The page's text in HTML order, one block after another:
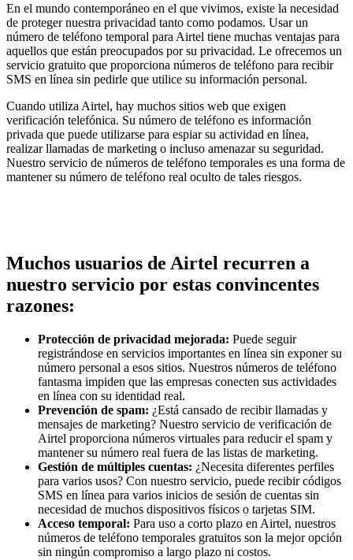
En el mundo contemporáneo en el que vivimos, existe la necesidad
de proteger nuestra privacidad tanto como podamos. Usar un
número de teléfono temporal para Airtel tiene muchas ventajas para
aquellos que están preocupados por su privacidad. Le ofrecemos un
servicio gratuito que proporciona números de teléfono para recibir
SMS en línea sin pedirle que utilice su información personal.
Cuando utiliza Airtel, hay muchos sitios web que exigen
verificación telefónica. Su número de teléfono es información
privada que puede utilizarse para espiar su actividad en línea,
realizar llamadas de marketing o incluso amenazar su seguridad.
Nuestro servicio de números de teléfono temporales es una forma de
mantener su número de teléfono real oculto de tales riesgos.
Muchos usuarios de Airtel recurren a
nuestro servicio por estas convincentes
razones:
Protección de privacidad mejorada: Puede seguir
registrándose en servicios importantes en línea sin exponer su
número personal a esos sitios. Nuestros números de teléfono
fantasma impiden que las empresas conecten sus actividades
en línea con su identidad real.
Prevención de spam: ¿Está cansado de recibir llamadas y
mensajes de marketing? Nuestro servicio de verificación de
Airtel proporciona números virtuales para reducir el spam y
mantener su número real fuera de las listas de marketing.
Gestión de múltiples cuentas: ¿Necesita diferentes perfiles
para varios usos? Con nuestro servicio, puede recibir códigos
SMS en línea para varios inicios de sesión de cuentas sin
necesidad de muchos dispositivos físicos o tarjetas SIM.
Acceso temporal: Para uso a corto plazo en Airtel, nuestros
números de teléfono temporales gratuitos son la mejor opción
sin ningún compromiso a largo plazo ni costos.